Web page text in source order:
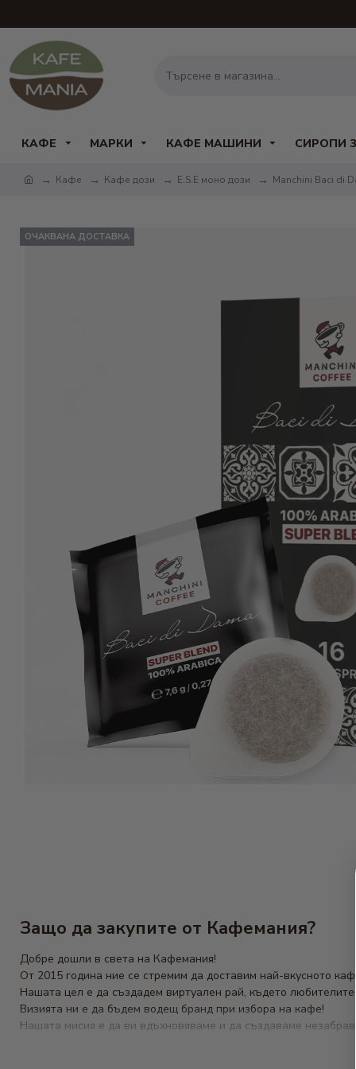
КАФЕ МАРКИ КАФЕ МАШИНИ СИРОПИ
Кафе Кафе дози Е.S.E моно дози Manchini Baci di
ОЧАКВАНА ДОСТАВКА
Защо да закупите от Кафемания?
Добре дошли в света на Кафемания!
От 2015 година ние се стремим да доставим най-вкусното
Нашата цел е да създадем виртуален рай, където
Визията ни е да бъдем водещ бранд при избора на кафе!
Нашата мисия е да ви вдъхновяваме и да създаваме